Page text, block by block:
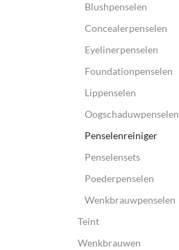
Blushpenselen
Concealerpenselen
Eyelinerpenselen
Foundationpenselen
Lippenselen
Oogschaduwpenselen
Penselenreiniger
Penselensets
Poederpenselen
Wenkbrauwpenselen
Teint
Wenkbrauwen